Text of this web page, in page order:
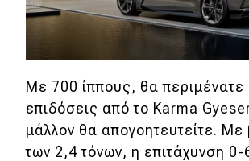
Eco
Νέα
Τεχνολογία
Mobility
Σταθμοί φόρτισης
Με 700 ίππους, θα περιμένατε
επιδόσεις από το Karma
μάλλον θα απογοητευτείτε.
των 2,4 τόνων, η επιτάχυνση